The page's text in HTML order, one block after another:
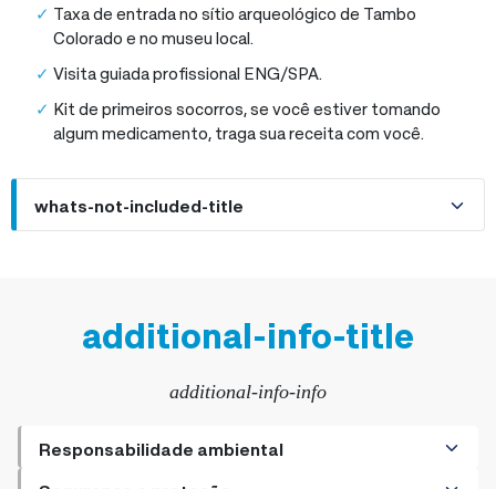
Taxa de entrada no sítio arqueológico de Tambo
Colorado e no museu local.
Visita guiada profissional ENG/SPA.
Kit de primeiros socorros, se você estiver tomando
algum medicamento, traga sua receita com você.
whats-not-included-title
additional-info-title
additional-info-info
Responsabilidade ambiental